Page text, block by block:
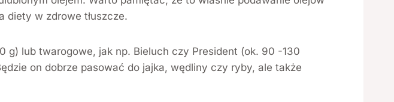
diety w zdrowe tłuszcze.
lub twarogowe, jak np. Bieluch czy President (ok. 90 -130
on dobrze pasować do jajka, wędliny czy ryby, ale także